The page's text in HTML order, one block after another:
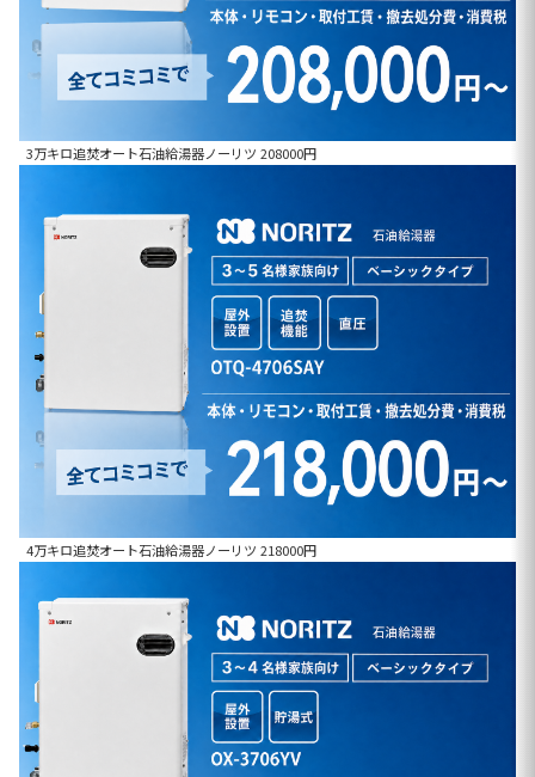
3万キロ追焚オート石油給湯器ノーリツ 208000円
4万キロ追焚オート石油給湯器ノーリツ 218000円